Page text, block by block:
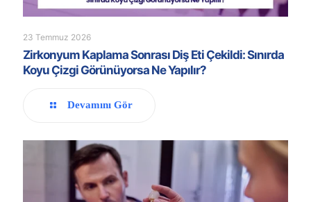
23 Temmuz 2026
Zirkonyum Kaplama Sonrası Diş Eti Çekildi: Sınırda
Koyu Çizgi Görünüyorsa Ne Yapılır?
Devamını Gör